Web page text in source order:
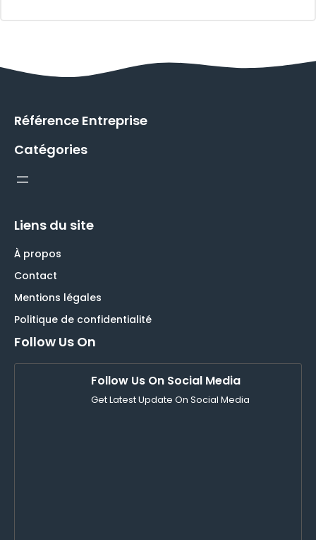
Référence Entreprise
Catégories
Liens du site
À propos
Contact
Mentions légales
Politique de confidentialité
Follow Us On
Follow Us On Social Media
Get Latest Update On Social Media